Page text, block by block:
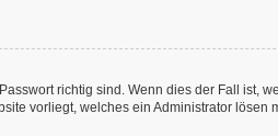
richtig sind. Wenn dies der Fall ist,
vorliegt, welches ein Administrator lösen